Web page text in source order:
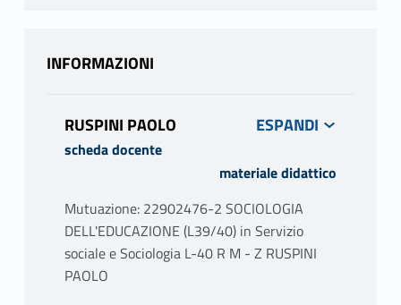
INFORMAZIONI
RUSPINI PAOLO
scheda docente
materiale didattico
Mutuazione: 22902476-2 SOCIOLOGIA
DELL'EDUCAZIONE (L39/40) in Servizio
sociale e Sociologia L-40 R M - Z RUSPINI
PAOLO